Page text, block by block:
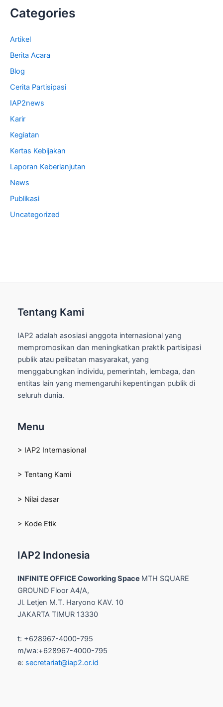
Categories
Artikel
Berita Acara
Blog
Cerita Partisipasi
IAP2news
Karir
Kegiatan
Kertas Kebijakan
Laporan Keberlanjutan
News
Publikasi
Uncategorized
Tentang Kami
IAP2 adalah asosiasi anggota internasional yang
mempromosikan dan meningkatkan praktik partisipasi
publik atau pelibatan masyarakat, yang
menggabungkan individu, pemerintah, lembaga, dan
entitas lain yang memengaruhi kepentingan publik di
seluruh dunia.
Menu
> IAP2 Internasional
> Tentang Kami
> Nilai dasar
> Kode Etik
IAP2 Indonesia
INFINITE OFFICE Coworking Space MTH SQUARE
GROUND Floor A4/A,
Jl. Letjen M.T. Haryono KAV. 10
JAKARTA TIMUR 13330
t: +628967-4000-795
m/wa:+628967-4000-795
e: secretariat@iap2.or.id